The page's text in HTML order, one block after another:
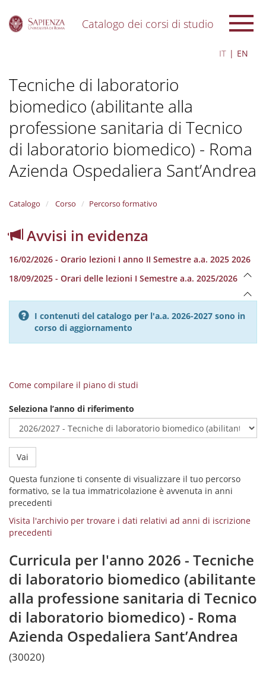
Catalogo dei corsi di studio
IT EN
Tecniche di laboratorio
biomedico (abilitante alla
professione sanitaria di Tecnico
di laboratorio biomedico) - Roma
Azienda Ospedaliera Sant’Andrea
Catalogo Corso Percorso formativo
Avvisi in evidenza
16/02/2026 - Orario lezioni I anno II Semestre a.a. 2025 2026
18/09/2025 - Orari delle lezioni I Semestre a.a. 2025/2026
I contenuti del catalogo per l'a.a. 2026-2027 sono in
corso di aggiornamento
Come compilare il piano di studi
Seleziona l’anno di riferimento
Vai
Questa funzione ti consente di visualizzare il tuo percorso
formativo, se la tua immatricolazione è avvenuta in anni
precedenti
Visita l'archivio per trovare i dati relativi ad anni di iscrizione
precedenti
Curricula per l'anno 2026 - Tecniche
di laboratorio biomedico (abilitante
alla professione sanitaria di Tecnico
di laboratorio biomedico) - Roma
Azienda Ospedaliera Sant’Andrea
(30020)